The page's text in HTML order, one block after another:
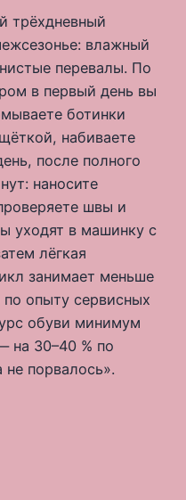
трёхдневный
влажный
перевалы. По
в первый день вы
ботинки
набиваете
после полного
наносите
швы и
уходят в машинку с
лёгкая
занимает меньше
по опыту сервисных
обуви минимум
на 30–40 % по
порвалось».